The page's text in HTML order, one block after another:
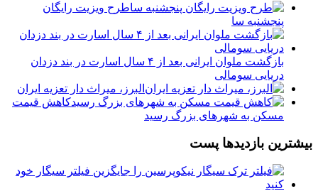
طرح ویزیت رایگان
پنجشنبه سا
بازگشت ملوان ایرانی بعد از ۴ سال اسارت در بند دزدان
دریایی سومالی
البرز، میراث دار تعزیه ایران
کاهش قیمت
مسکن به شهرهای بزرگ رسید
بیشترین بازدیدها پست